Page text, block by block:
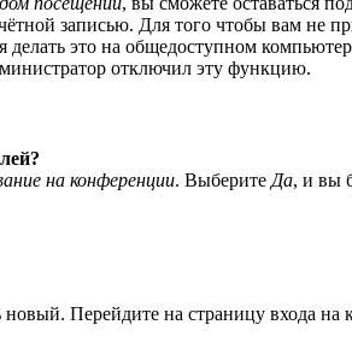
записью. Для того чтобы вам не
это на общедоступном
отключил эту функцию.
на конференции. Выберите Да, и вы
Перейдите на страницу входа